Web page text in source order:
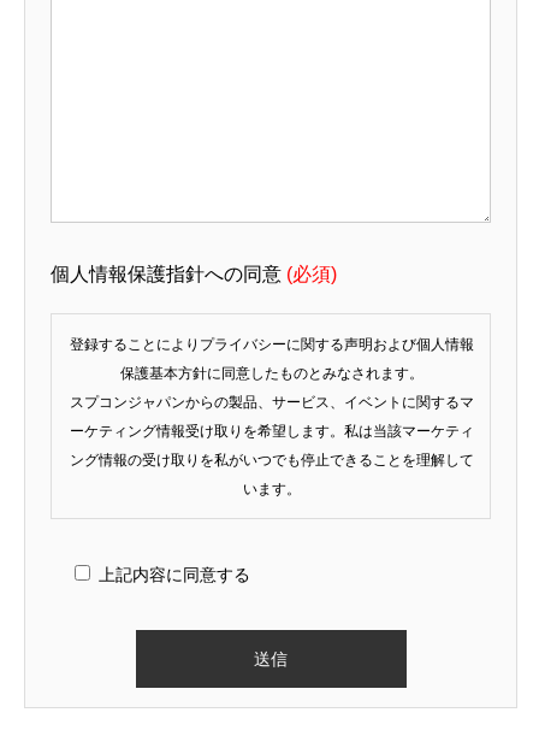
個人情報保護指針への同意 (必須)
登録することによりプライバシーに関する声明および個人情報
保護基本方針に同意したものとみなされます。
スプコンジャパンからの製品、サービス、イベントに関するマ
ーケティング情報受け取りを希望します。私は当該マーケティ
ング情報の受け取りを私がいつでも停止できることを理解して
います。
上記内容に同意する